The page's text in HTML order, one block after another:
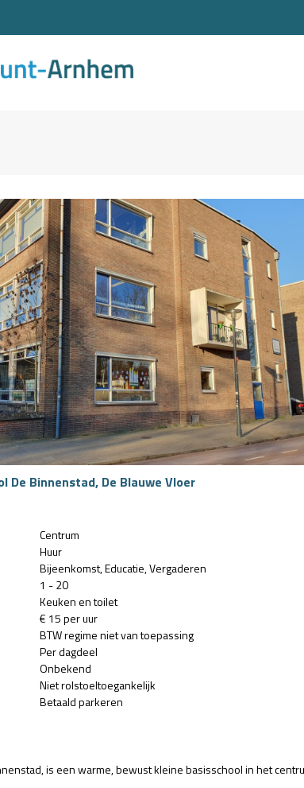
De Binnenstad, De Blauwe Vloer
Centrum
Huur
Bijeenkomst Educatie Vergaderen
1 - 20
Keuken en toilet
€ 15 per uur
BTW regime niet van toepassing
Per dagdeel
Onbekend
Niet rolstoeltoegankelijk
Betaald parkeren
is een warme, bewust kleine basisschool in het